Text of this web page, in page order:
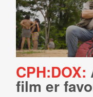
CPH:DOX:
film er